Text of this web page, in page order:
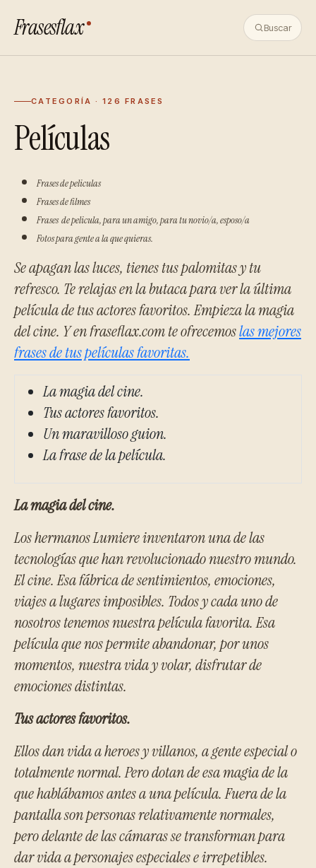
Frasesflax Buscar
CATEGORÍA · 126 FRASES
Películas
Frases de peliculas
Frases de filmes
Frases de pelicula, para un amigo, para tu novio/a, esposo/a
Fotos para gente a la que quieras.
Se apagan las luces, tienes tus palomitas y tu
refresco. Te relajas en la butaca para ver la última
película de tus actores favoritos. Empieza la magia
del cine. Y en fraseflax.com te ofrecemoslas mejores
frases de tus películas favoritas.
La magia del cine.
Tus actores favoritos.
Un maravilloso guion.
La frase de la película.
La magia del cine.
Los hermanos Lumiere inventaron una de las
tecnologías que han revolucionado nuestro mundo.
El cine. Esa fábrica de sentimientos, emociones,
viajes a lugares imposibles. Todos y cada uno de
nosotros tenemos nuestra película favorita. Esa
película que nos permite abandonar, por unos
momentos, nuestra vida y volar, disfrutar de
emociones distintas.
Tus actores favoritos.
Ellos dan vida a heroes y villanos, a gente especial o
totalmente normal. Pero dotan de esa magia de la
que hablábamos antes a una película. Fuera de la
pantalla son personas relativamente normales,
pero delante de las cámaras se transforman para
dar vida a personajes especiales e irrepetibles.